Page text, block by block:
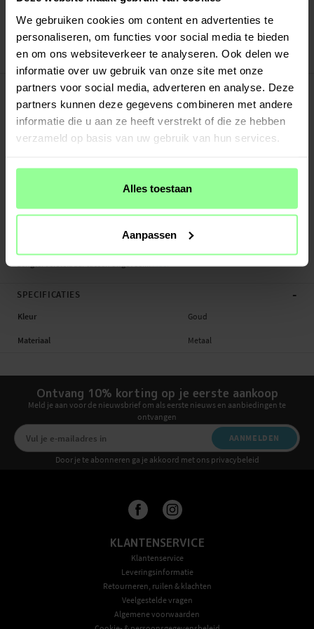
We gebruiken cookies om content en advertenties te
personaliseren, om functies voor social media te bieden
en om ons websiteverkeer te analyseren. Ook delen we
informatie over uw gebruik van onze site met onze
partners voor social media, adverteren en analyse. Deze
partners kunnen deze gegevens combineren met andere
informatie die u aan ze heeft verstrekt of die ze hebben
verzameld op basis van uw gebruik van hun services.
Alles toestaan
Aanpassen
Veilig betalen met Klarna of Paypal
30 dagen retourrecht
Art number:28378
PRODUCTBESCHRIJVING -
Milanese bandje voor Apple Watch Series 8 41mm. Het bandje is gemaakt van
gepolijst roestvrij staal en straalt een exclusieve uitstraling en gevoel uit. De
magnetische sluiting maakt het eenvoudig om de band perfect aan te passen
- Compleet met bevestigingen - eenvoudig te installeren op het horloge
- Verstelbare lengte die past op elke pols
Geschikt voor: Apple Watch Series 8 41mm A2770 / A2772 / A2773 / A2857
Lengte: Verstelbaar tussen ongeveer...Meer
SPECIFICATIES -
Kleur Goud
Materiaal Metaal
Ontvang 10% korting op je eerste aankoop
Meld je aan voor de nieuwsbrief om als eerste nieuws en aanbiedingen te
ontvangen
AANMELDEN
Door je te abonneren ga je akkoord met ons privacybeleid
KLANTENSERVICE
Klantenservice
Leveringsinformatie
Retourneren, ruilen & klachten
Veelgestelde vragen
Algemene voorwaarden